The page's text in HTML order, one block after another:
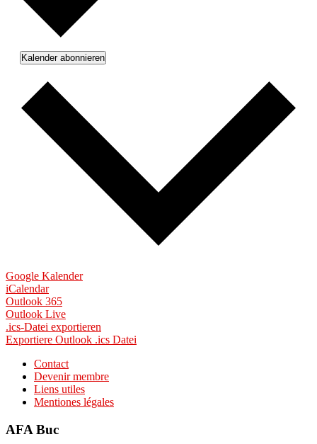
Kalender abonnieren
Google Kalender
iCalendar
Outlook 365
Outlook Live
.ics-Datei exportieren
Exportiere Outlook .ics Datei
Contact
Devenir membre
Liens utiles
Mentiones légales
AFA Buc